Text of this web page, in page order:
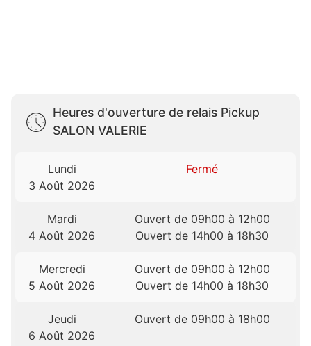
Heures d'ouverture de relais Pickup
SALON VALERIE
Lundi
3 Août 2026
Fermé
Mardi
4 Août 2026
Ouvert de 09h00 à 12h00
Ouvert de 14h00 à 18h30
Mercredi
5 Août 2026
Ouvert de 09h00 à 12h00
Ouvert de 14h00 à 18h30
Jeudi
6 Août 2026
Ouvert de 09h00 à 18h00